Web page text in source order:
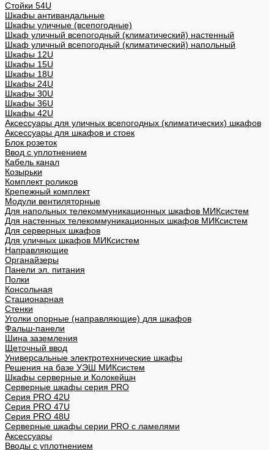
Стойки 54U
Шкафы антивандальные
Шкафы уличные (всепогодные)
Шкаф уличный всепогодный (климатический) настенный
Шкаф уличный всепогодный (климатический) напольный
Шкафы 12U
Шкафы 15U
Шкафы 18U
Шкафы 24U
Шкафы 30U
Шкафы 36U
Шкафы 42U
Аксессуары для уличных всепогодных (климатических) шкафов
Аксессуары для шкафов и стоек
Блок розеток
Ввод с уплотнением
Кабель канал
Козырьки
Комплект роликов
Крепежный комплект
Модули вентиляторные
Для напольных телекоммуникационных шкафов МИКсистем
Для настенных телекоммуникационных шкафов МИКсистем
Для серверных шкафов
Для уличных шкафов МИКсистем
Направляющие
Органайзеры
Панели эл. питания
Полки
Консольная
Стационарная
Стенки
Уголки опорные (направляющие) для шкафов
Фальш-панели
Шина заземления
Щеточный ввод
Универсальные электротехнические шкафы
Решения на базе УЭШ МИКсистем
Шкафы серверные и Колокейшн
Серверные шкафы серия PRO
Серия PRO 42U
Серия PRO 47U
Серия PRO 48U
Серверные шкафы серии PRO с ламелями
Аксессуары
Вводы с уплотнением